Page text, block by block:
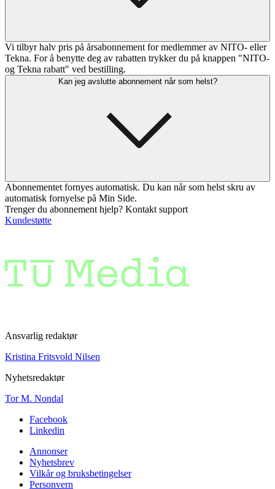
Vi tilbyr halv pris på årsabonnement for medlemmer av NITO- eller
Tekna. For å benytte deg av rabatten trykker du på knappen "NITO-
og Tekna rabatt" ved bestilling.
Kan jeg avslutte abonnement når som helst?
Abonnementet fornyes automatisk. Du kan når som helst skru av
automatisk fornyelse på Min Side.
Trenger du abonnement hjelp? Kontakt support
Kundestøtte
Ansvarlig redaktør
Kristina Fritsvold Nilsen
Nyhetsredaktør
Tor M. Nondal
Facebook
Linkedin
Annonser
Nyhetsbrev
Vilkår og bruksbetingelser
Personvern